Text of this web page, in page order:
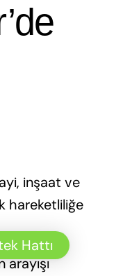
inşaat ve
hareketliliğe
arayışı
Hattı